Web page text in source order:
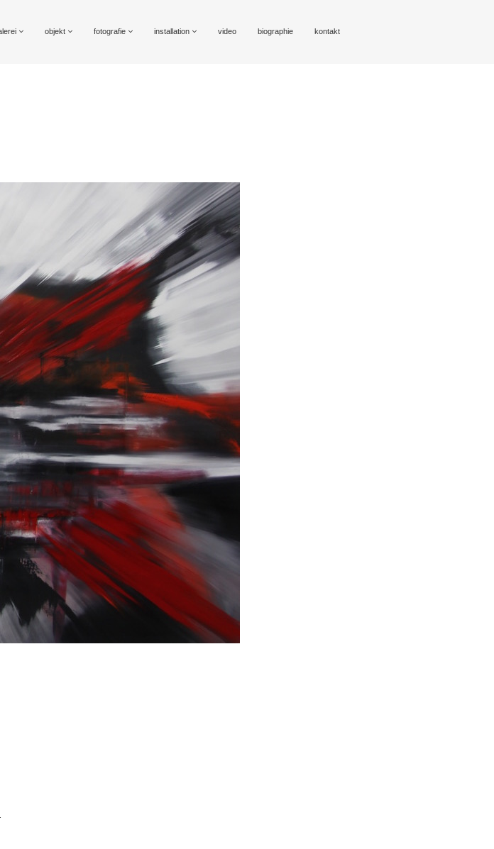
objekt fotografie installation video biographie kontakt